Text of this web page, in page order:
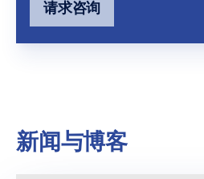
请求咨询
新闻与博客